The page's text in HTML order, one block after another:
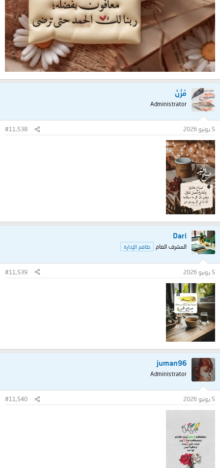
مُزُنْ
Administrator
5 يونيو 2026 #11,538
Dari
المشرف العام طاقم الإدارة
5 يونيو 2026 #11,539
juman96
Administrator
5 يونيو 2026 #11,540